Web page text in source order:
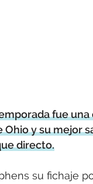
fue una
Ohio y su mejor
directo.
su fichaje